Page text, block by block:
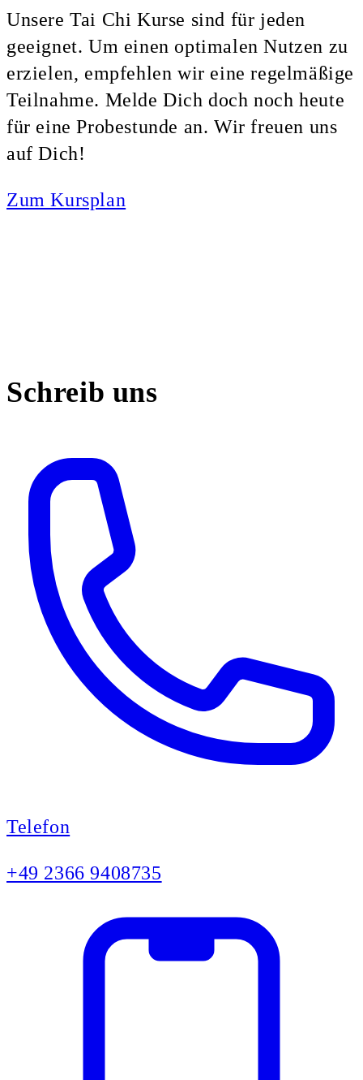
Unsere Tai Chi Kurse sind für jeden
geeignet. Um einen optimalen Nutzen zu
erzielen, empfehlen wir eine regelmäßige
Teilnahme. Melde Dich doch noch heute
für eine Probestunde an. Wir freuen uns
auf Dich!
Zum Kursplan
Schreib uns
Telefon
+49 2366 9408735